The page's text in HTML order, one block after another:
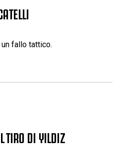
fallo tattico.
TIRO DI YILDIZ